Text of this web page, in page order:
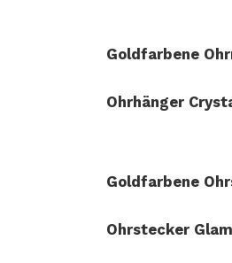
Goldfarbene
Ohrhänger
Goldfarbene
Ohrstecker